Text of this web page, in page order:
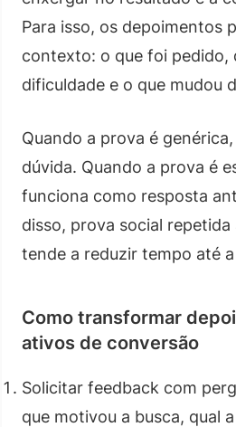
Para isso, os depoimentos
contexto: o que foi pedido,
dificuldade e o que mudou
Quando a prova é
dúvida. Quando a prova é
funciona como resposta
disso, prova social
tende a reduzir tempo até
Como transformar
ativos de conversão
Solicitar feedback com
que motivou a busca, qual